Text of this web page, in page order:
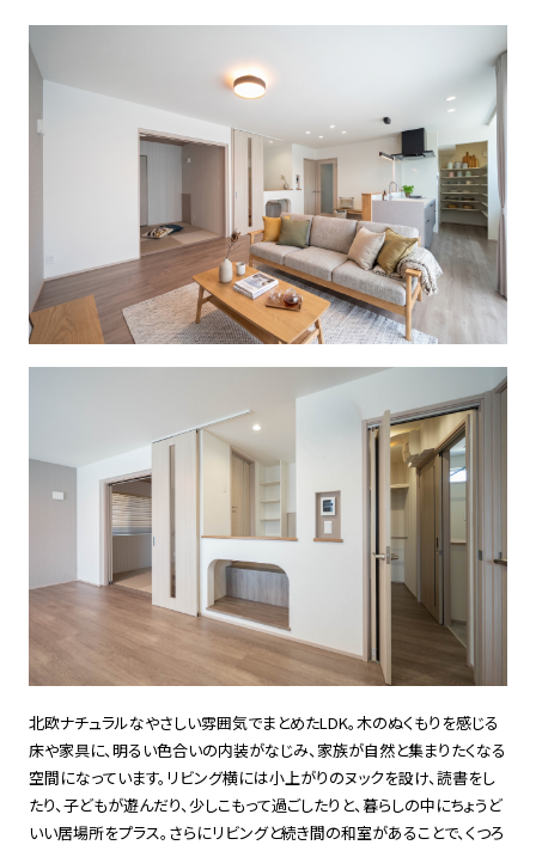
北欧ナチュラルなやさしい雰囲気でまとめたLDK。木のぬくもりを感じる
床や家具に、明るい色合いの内装がなじみ、家族が自然と集まりたくなる
空間になっています。リビング横には小上がりのヌックを設け、読書をし
たり、子どもが遊んだり、少しこもって過ごしたりと、暮らしの中にちょうど
いい居場所をプラス。さらにリビングと続き間の和室があることで、くつろ